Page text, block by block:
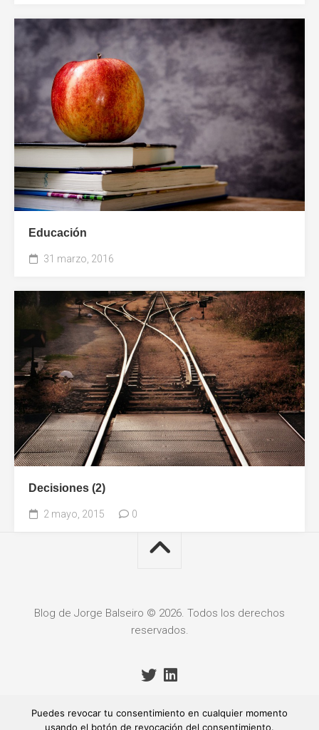
Educación
31 marzo, 2016
Decisiones (2)
2 mayo, 2015 0
Blog de Jorge Balseiro © 2026. Todos los derechos
reservados.
Puedes revocar tu consentimiento en cualquier momento
usando el botón de revocación del consentimiento.